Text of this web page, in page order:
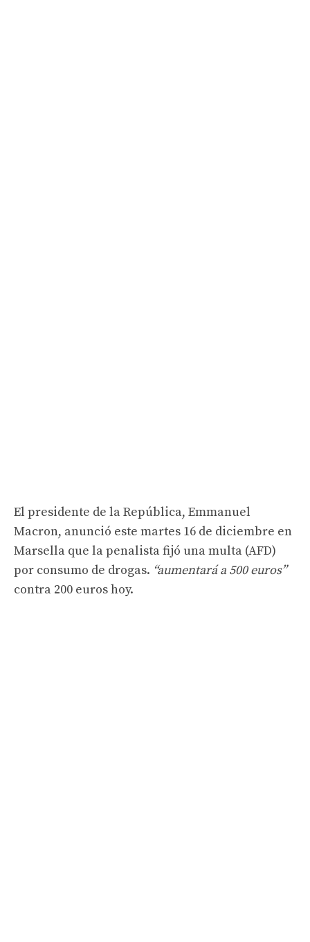
El presidente de la República, Emmanuel
Macron, anunció este martes 16 de diciembre en
Marsella que la penalista fijó una multa (AFD)
por consumo de drogas. “aumentará a 500 euros”
contra 200 euros hoy.